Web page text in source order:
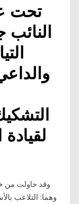
تحت
وقد حاولت من
وهما: التلاعب